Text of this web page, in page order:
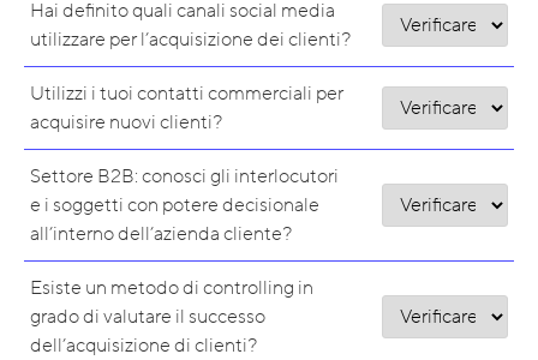
Hai definito quali canali social media
utilizzare per l’acquisizione dei clienti?
Utilizzi i tuoi contatti commerciali per
acquisire nuovi clienti?
Settore B2B: conosci gli interlocutori
e i soggetti con potere decisionale
all’interno dell’azienda cliente?
Esiste un metodo di controlling in
grado di valutare il successo
dell’acquisizione di clienti?